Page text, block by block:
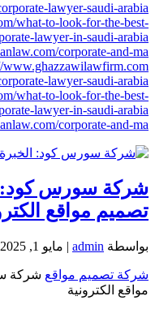
lawyer-saudi-arabia/
what-to-look-for-the-best-
lawyer-in-saudi-arabia/
corporate-and-ma
www.ghazzawilawfirm.com/
lawyer-saudi-arabia/
what-to-look-for-the-best-
lawyer-in-saudi-arabia/
corporate-and-ma
شركة سورس كود:
تصميم مواقع
بواسطة admin
| مايو 1, 2025
شركة تصميم مواقع شركة
مواقع الكترونية